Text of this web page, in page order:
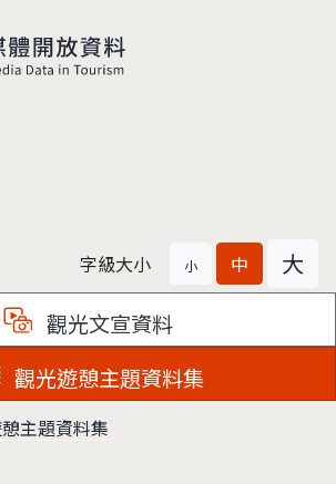
字級大小 小 中 大
觀光文宣資料
觀光遊憩主題資料集
主題資料集